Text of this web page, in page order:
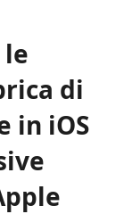
di
in iOS